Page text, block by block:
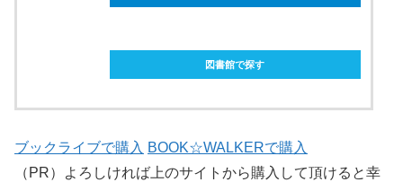
図書館で探す
ブックライブで購入 BOOK☆WALKERで購入
（PR）よろしければ上のサイトから購入して頂けると幸